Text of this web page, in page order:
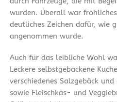
wurden. Überall war
deutliches Zeichen dafür, wie
angenommen wurde.
Auch für das leibliche Wohl
Leckere selbstgebackene
verschiedenes Salzgebäck
sowie Fleischkäs- und